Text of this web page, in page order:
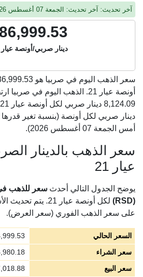
آخر تحديث: آخر تحديث: الجمعة 07 أغسطس 2026, 08:07 م, جرينيتش
دينار صربي/أونصة عيار
سعر الذهب اليوم في صربيا هو
أونصة عيار 21. الذهب اليوم في
أمس الجمعة 07 أغسطس 2026).
سعر الذهب بالدينار
عيار 21
يوضح الجدول التالي أحدث سعر للذهب في
(RSD)
لكل أونصة عيار 21.
على سعر الذهب الفوري (سعر العرض).
السعر الحالي
سعر الشراء
سعر البيع